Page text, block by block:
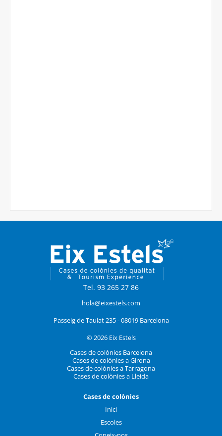
Tel. 93 265 27 86
hola@eixestels.com
Passeig de Taulat 235 - 08019 Barcelona
© 2026 Eix Estels
Cases de colònies Barcelona
Cases de colònies a Girona
Cases de colònies a Tarragona
Cases de colònies a Lleida
Cases de colònies
Inici
Escoles